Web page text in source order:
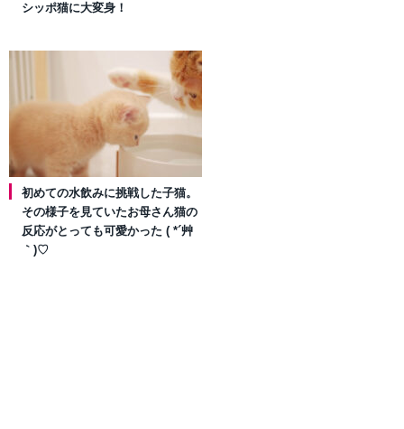
シッポ猫に大変身！
初めての水飲みに挑戦した子猫。
その様子を見ていたお母さん猫の
反応がとっても可愛かった ( *´艸
｀)♡